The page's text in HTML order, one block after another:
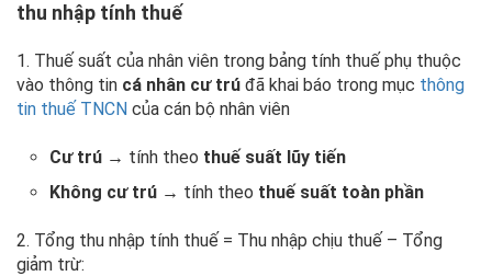
thu nhập tính thuế
1. Thuế suất của nhân viên trong bảng tính thuế phụ thuộc
vào thông tin cá nhân cư trú đã khai báo trong mục thông
tin thuế TNCN của cán bộ nhân viên
Cư trú → tính theo thuế suất lũy tiến
Không cư trú → tính theo thuế suất toàn phần
2. Tổng thu nhập tính thuế = Thu nhập chịu thuế – Tổng
giảm trừ: